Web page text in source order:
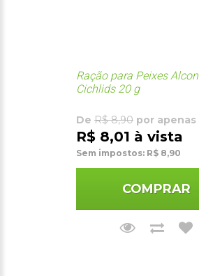
Ração para Peixes Alcon
Cichlids 20 g
De R$ 8,90 por apenas
R$ 8,01 à vista
Sem impostos: R$ 8,90
COMPRAR